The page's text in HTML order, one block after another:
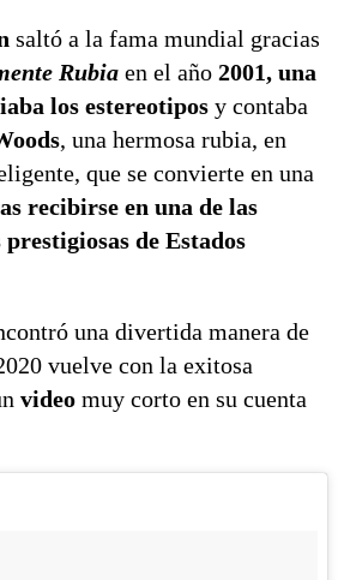
saltó a la fama mundial gracias
Rubia en el año 2001, una
los estereotipos y contaba
, una hermosa rubia, en
que se convierte en una
recibirse en una de las
de Estados
una divertida manera de
vuelve con la exitosa
video muy corto en su cuenta